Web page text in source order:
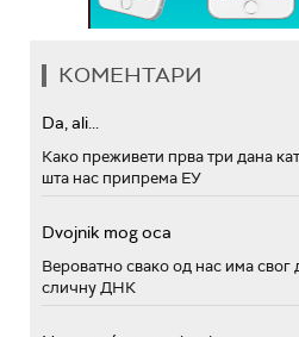
КОМЕНТАРИ
Da, ali...
Како преживети прва три дана
шта нас припрема ЕУ
Dvojnik mog oca
Вероватно свако од нас има свог
сличну ДНК